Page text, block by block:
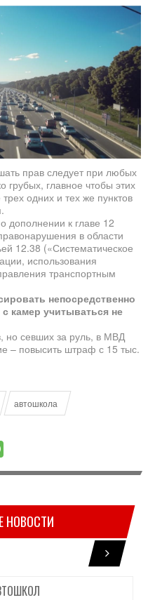
прав следует при любых
главное чтобы этих
одних и тех же пунктов
дополнении к главе 12
в области
12.38 («Систематическое
использования
транспортным
непосредственно
камер учитываться не
но севших за руль, в МВД
– повысить штраф с 15 тыс.
автошкола
НОВОСТИ